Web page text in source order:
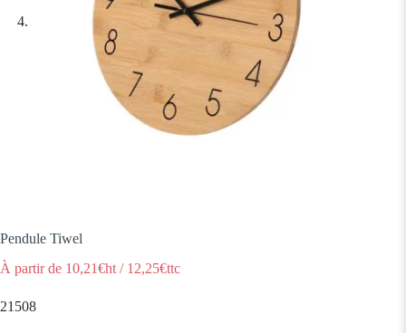
Pendule Tiwel
À partir de 10,21€ht / 12,25€ttc
21508